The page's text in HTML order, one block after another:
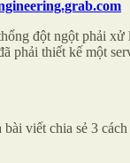
đột ngột phải
thiết kế một
viết chia sẻ 3